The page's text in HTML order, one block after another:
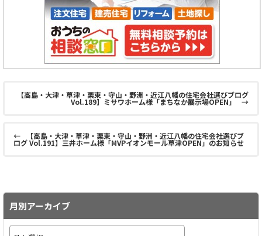
【高島・大津・草津・栗東・守山・野洲・近江八幡の住宅会社選びブログ
Vol.189】ミサワホーム様「まちなか展示場OPEN」 →
← 【高島・大津・草津・栗東・守山・野洲・近江八幡の住宅会社選びブ
ログ Vol.191】三井ホーム様「MVPイオンモール草津OPEN」のお知らせ
月別アーカイブ